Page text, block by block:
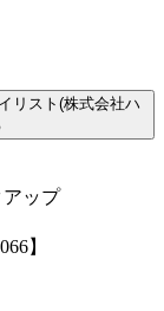
リスト(株式会社ハ
ップ
】